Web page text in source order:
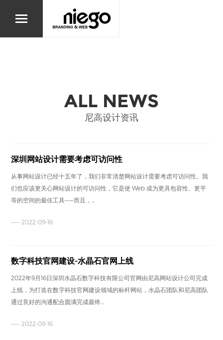
ALL NEWS
尼高设计资讯
深圳网站设计需要考虑可访问性
从事网站设计已经十五年了，我们非常清楚网站设计需要考虑可访问性。我
们也应该更关心网站设计的可访问性，它是使 Web 成为更具包容性、更平
等的空间的最佳工具——而且，...
—— 2022-09-16
数字科技官网建设-水晶石官网上线
2022年9月16日深圳水晶石数字科技有限公司官网由尼高网站设计公司完成
上线，为打造在数字科技官网建设领域的标杆网站，水晶石团队和尼高团队
通过良好的沟通配合圆满完成最终...
—— 2022-09-16